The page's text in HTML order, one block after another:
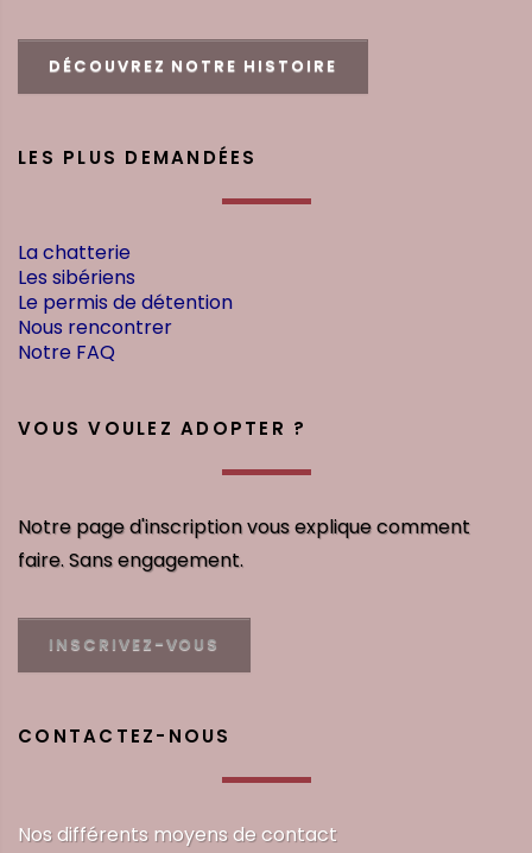
DÉCOUVREZ NOTRE HISTOIRE
LES PLUS DEMANDÉES
La chatterie
Les sibériens
Le permis de détention
Nous rencontrer
Notre FAQ
VOUS VOULEZ ADOPTER ?
Notre page d'inscription vous explique comment
faire. Sans engagement.
INSCRIVEZ-VOUS
CONTACTEZ-NOUS
Nos différents moyens de contact